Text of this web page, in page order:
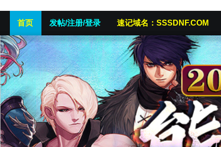
首页 发帖/注册/登录 速记域名：SSSDNF.COM